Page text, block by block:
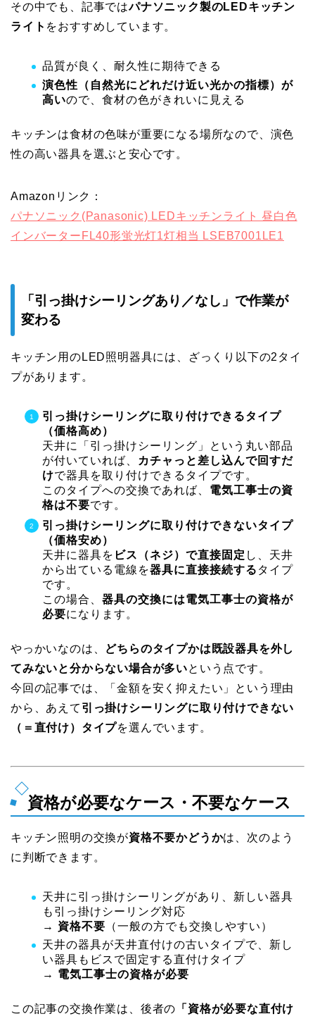
その中でも、記事ではパナソニック製のLEDキッチン
ライト をおすすめしています。
品質が良く、耐久性に期待できる
演色性（自然光にどれだけ近い光かの指標）が
高いので、食材の色がきれいに見える
キッチンは食材の色味が重要になる場所なので、演色
性の高い器具を選ぶと安心です。
Amazonリンク：
パナソニック(Panasonic) LEDキッチンライト 昼白色
インバーターFL40形蛍光灯1灯相当 LSEB7001LE1
「引っ掛けシーリングあり／なし」で作業が
変わる
キッチン用のLED照明器具には、ざっくり以下の2タイ
プがあります。
引っ掛けシーリングに取り付けできるタイプ
（価格高め）
天井に「引っ掛けシーリング」という丸い部品
が付いていれば、
カチャっと差し込んで回すだ
けで器具を取り付けできるタイプです。
このタイプへの交換であれば、 電気工事士の資
格は不要です。
引っ掛けシーリングに取り付けできないタイプ
（価格安め）
天井に器具を ビス（ネジ）で直接固定 し、天井
から出ている電線を器具に直接接続する タイプ
です。
この場合、 器具の交換には電気工事士の資格が
必要になります。
やっかいなのは、 どちらのタイプかは既設器具を外し
てみないと分からない場合が多いという点です。
今回の記事では、「金額を安く抑えたい」という理由
から、あえて 引っ掛けシーリングに取り付けできない
（＝直付け）タイプを選んでいます。
資格が必要なケース・不要なケース
キッチン照明の交換が資格不要かどうかは、次のよう
に判断できます。
天井に引っ掛けシーリングがあり、新しい器具
も引っ掛けシーリング対応
→ 資格不要 （一般の方でも交換しやすい）
天井の器具が天井直付けの古いタイプで、新し
い器具もビスで固定する直付けタイプ
→ 電気工事士の資格が必要
この記事の交換作業は、後者の 「資格が必要な直付け